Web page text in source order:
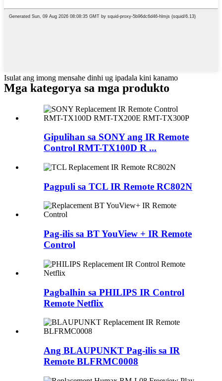
Isulat ang imong mensahe dinhi ug ipadala kini kanamo
Mga kategorya sa mga produkto
Gipulihan sa SONY ang IR Remote
Control RMT-TX100D R ...
Pagpuli sa TCL IR Remote RC802N
Pag-ilis sa BT YouView + IR Remote
Control
Pagbalhin sa PHILIPS IR Control
Remote Netflix
Ang BLAUPUNKT Pag-ilis sa IR
Remote BLFRMC0008